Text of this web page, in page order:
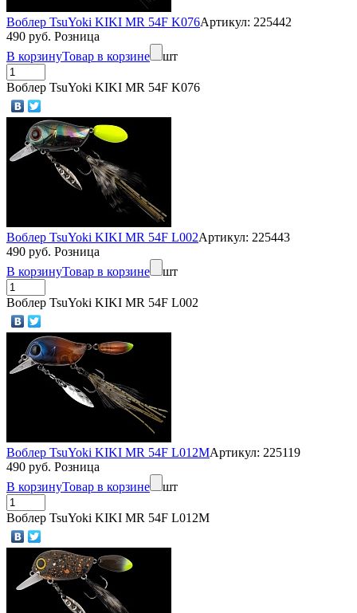
Воблер TsuYoki KIKI MR 54F K076Артикул: 225442
490 руб. Розница
В корзинуТовар в корзине шт
Воблер TsuYoki KIKI MR 54F K076
Воблер TsuYoki KIKI MR 54F L002Артикул: 225443
490 руб. Розница
В корзинуТовар в корзине шт
Воблер TsuYoki KIKI MR 54F L002
Воблер TsuYoki KIKI MR 54F L012MАртикул: 225119
490 руб. Розница
В корзинуТовар в корзине шт
Воблер TsuYoki KIKI MR 54F L012M